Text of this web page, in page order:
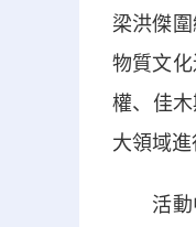
梁洪傑
物質文
權、佳
大領域進
活動中